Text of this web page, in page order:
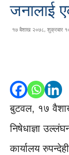
जनालाई
१७ बैशाख २०७८, शुक्रबार
बुटवल, १७
निषेधाज्ञा
कार्यालय